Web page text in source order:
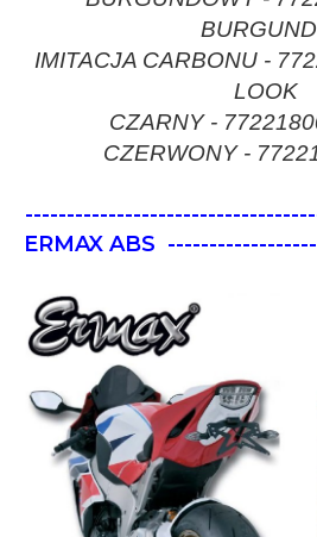
IMITACJA CARBONU -
LOOK
CZARNY -
CZERWONY -
ERMAX ABS